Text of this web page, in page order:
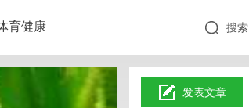
育健康 搜索
发表文章